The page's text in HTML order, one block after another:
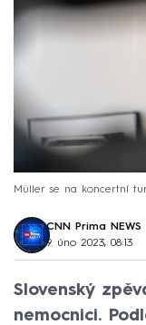
Müller se na koncertní
CNN Prima NEWS
9. úno 2023, 08:13
Slovenský
nemocnici.